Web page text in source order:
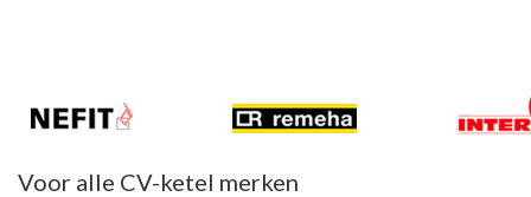
Voor alle CV-ketel merken